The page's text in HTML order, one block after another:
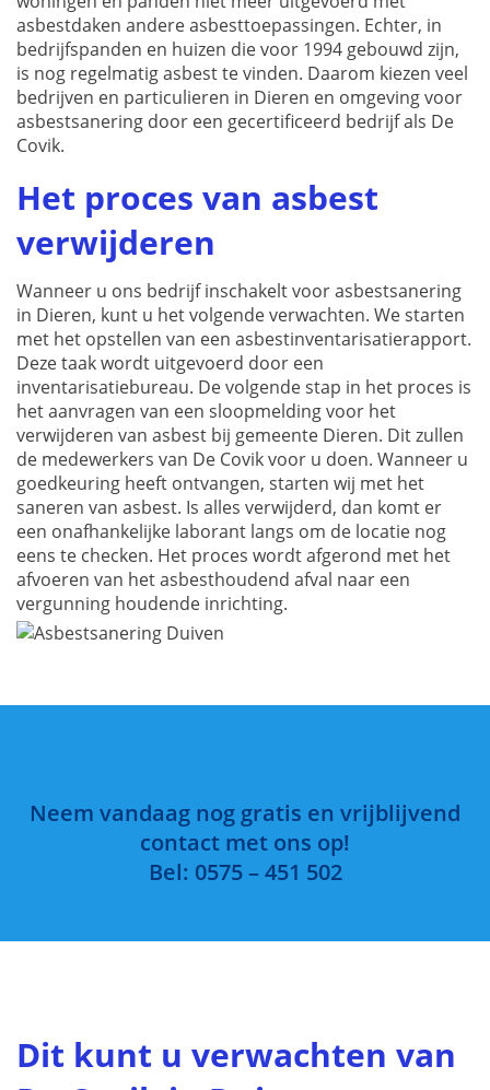
asbestdaken andere asbesttoepassingen. Echter, in
bedrijfspanden en huizen die voor 1994 gebouwd zijn,
is nog regelmatig asbest te vinden. Daarom kiezen veel
bedrijven en particulieren in Dieren en omgeving voor
asbestsanering door een gecertificeerd bedrijf als De
Covik.
Het proces van asbest
verwijderen
Wanneer u ons bedrijf inschakelt voor asbestsanering
in Dieren, kunt u het volgende verwachten. We starten
met het opstellen van een asbestinventarisatierapport.
Deze taak wordt uitgevoerd door een
inventarisatiebureau. De volgende stap in het proces is
het aanvragen van een sloopmelding voor het
verwijderen van asbest bij gemeente Dieren. Dit zullen
de medewerkers van De Covik voor u doen. Wanneer u
goedkeuring heeft ontvangen, starten wij met het
saneren van asbest. Is alles verwijderd, dan komt er
een onafhankelijke laborant langs om de locatie nog
eens te checken. Het proces wordt afgerond met het
afvoeren van het asbesthoudend afval naar een
vergunning houdende inrichting.
Neem vandaag nog gratis en vrijblijvend
contact met ons op!
Bel: 0575 – 451 502
Dit kunt u verwachten van